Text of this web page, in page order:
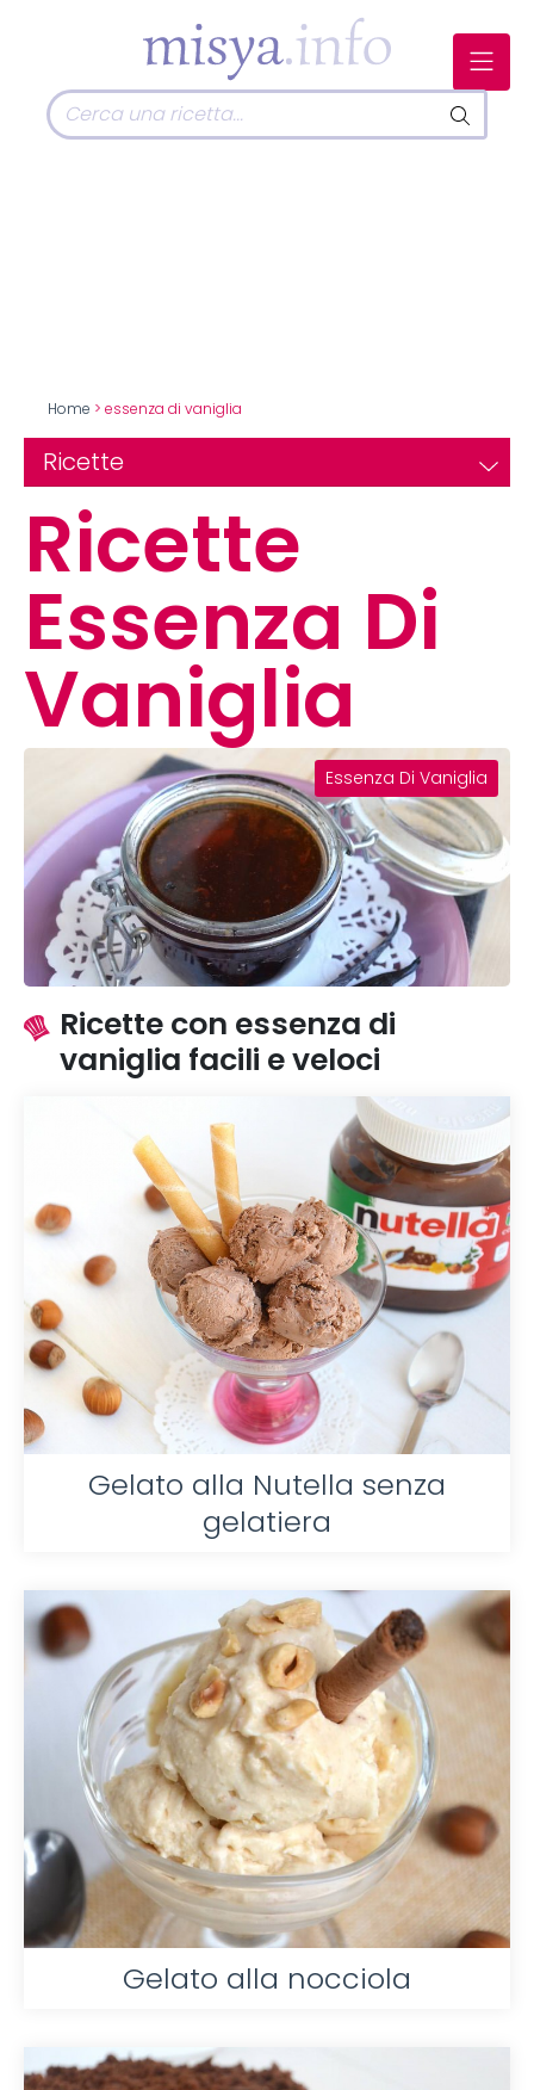
Home > essenza di vaniglia
Ricette
Ricette
Essenza Di
Vaniglia
Essenza Di Vaniglia
Ricette con essenza di
vaniglia facili e veloci
Gelato alla Nutella senza
gelatiera
Gelato alla nocciola